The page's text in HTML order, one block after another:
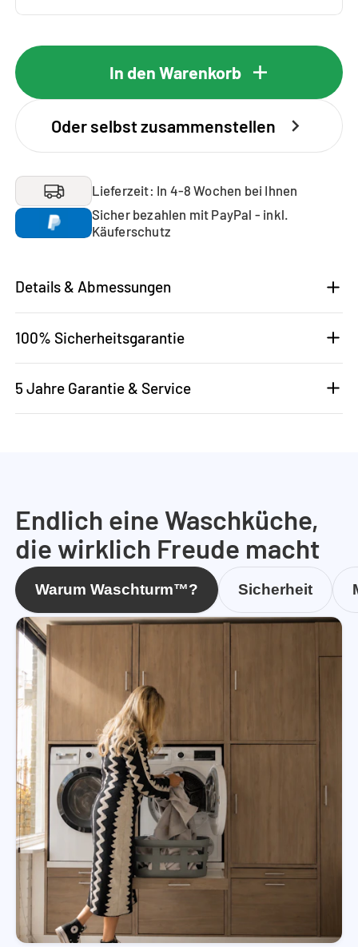
In den Warenkorb
Oder selbst zusammenstellen
Lieferzeit: In 4-8 Wochen bei Ihnen
Sicher bezahlen mit PayPal - inkl.
Käuferschutz
Details & Abmessungen
100% Sicherheitsgarantie
5 Jahre Garantie & Service
Endlich eine Waschküche,
die wirklich Freude macht
Warum Waschturm™? Sicherheit